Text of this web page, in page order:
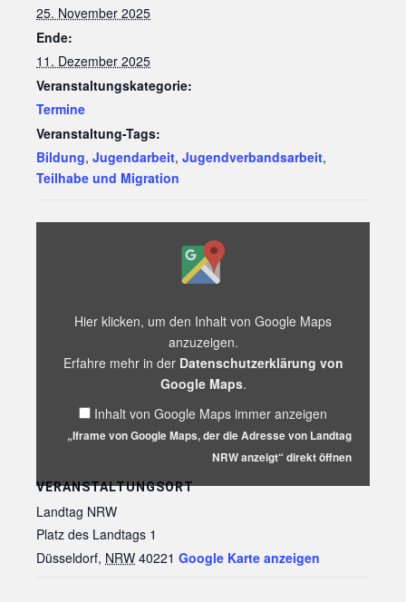
25. November 2025
Ende:
11. Dezember 2025
Veranstaltungskategorie:
Termine
Veranstaltung-Tags:
Bildung, Jugendarbeit, Jugendverbandsarbeit,
Teilhabe und Migration
VERANSTALTUNGSORT
Landtag NRW
Platz des Landtags 1
Düsseldorf, NRW 40221 Google Karte anzeigen
Adresse
Landtag
anzeigt“
Google
Hier klicken, um den Inhalt von Google Maps
anzuzeigen.
Erfahre mehr in der Datenschutzerklärung von
Google Maps.
Inhalt von Google Maps immer anzeigen
„Iframe von Google Maps, der die Adresse von Landtag
NRW anzeigt“ direkt öffnen